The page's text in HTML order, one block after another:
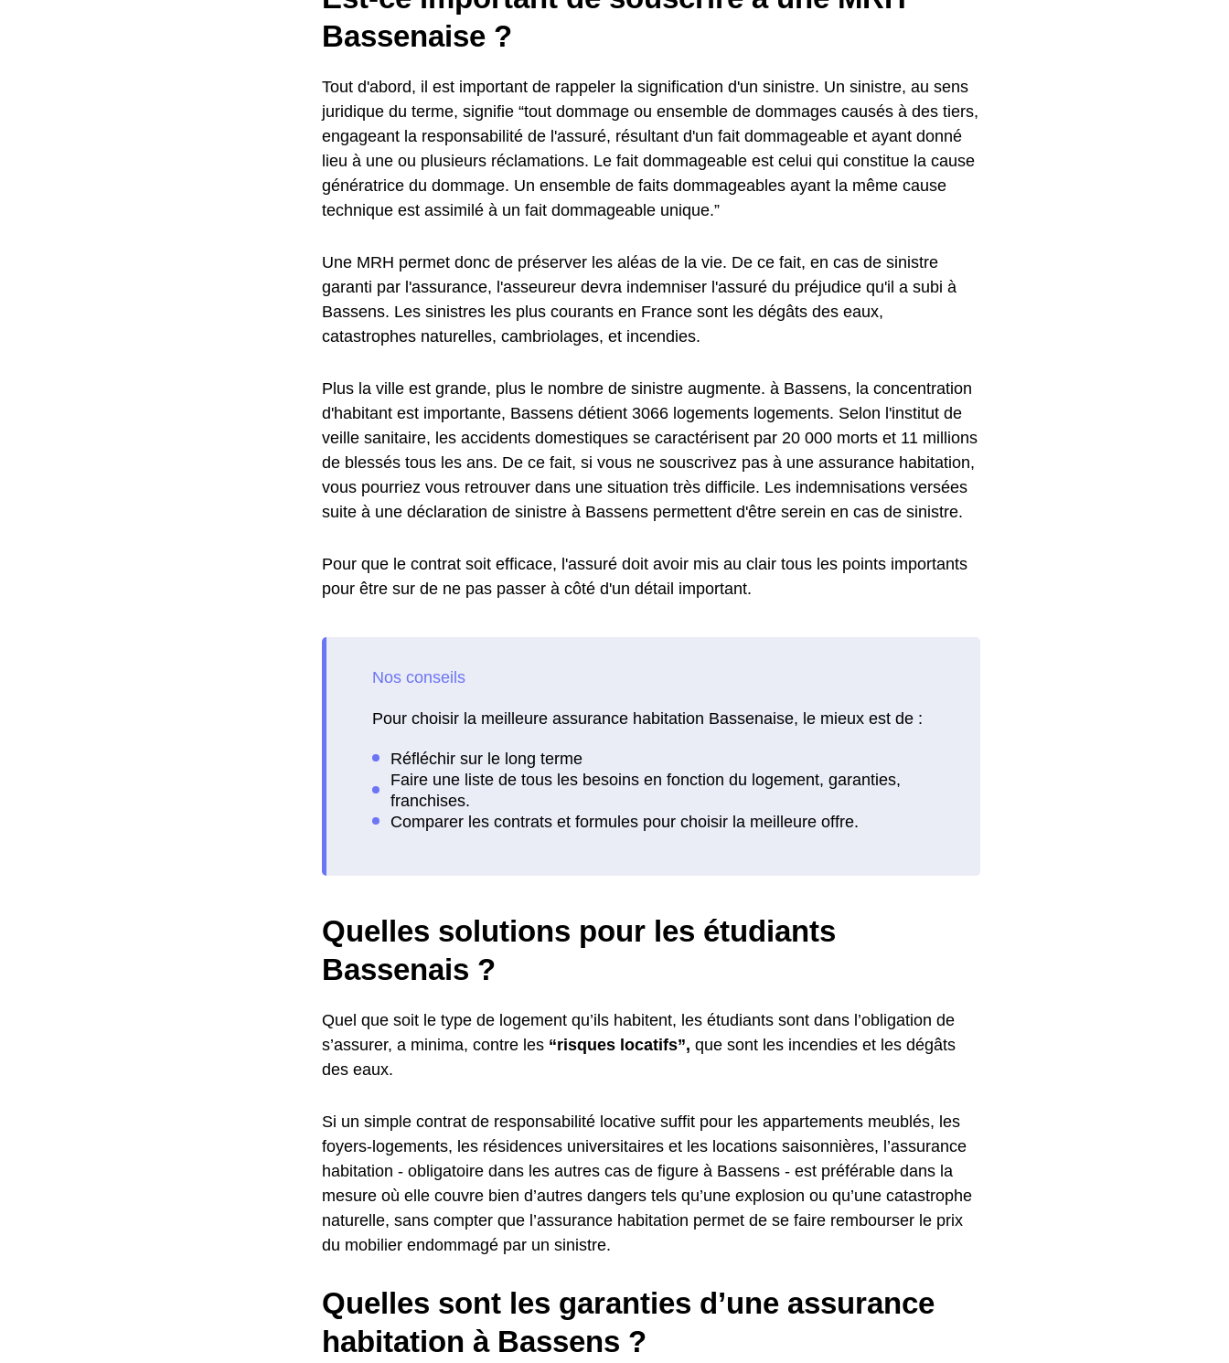
Bassenaise ?
Tout d'abord, il est important de rappeler la signification d'un sinistre. Un sinistre, au sens
juridique du terme, signifie “tout dommage ou ensemble de dommages causés à des tiers,
engageant la responsabilité de l'assuré, résultant d'un fait dommageable et ayant donné
lieu à une ou plusieurs réclamations. Le fait dommageable est celui qui constitue la cause
génératrice du dommage. Un ensemble de faits dommageables ayant la même cause
technique est assimilé à un fait dommageable unique.”
Une MRH permet donc de préserver les aléas de la vie. De ce fait, en cas de sinistre
garanti par l'assurance, l'asseureur devra indemniser l'assuré du préjudice qu'il a subi à
Bassens. Les sinistres les plus courants en France sont les dégâts des eaux,
catastrophes naturelles, cambriolages, et incendies.
Plus la ville est grande, plus le nombre de sinistre augmente. à Bassens, la concentration
d'habitant est importante, Bassens détient 3066 logements logements. Selon l'institut de
veille sanitaire, les accidents domestiques se caractérisent par 20 000 morts et 11 millions
de blessés tous les ans. De ce fait, si vous ne souscrivez pas à une assurance habitation,
vous pourriez vous retrouver dans une situation très difficile. Les indemnisations versées
suite à une déclaration de sinistre à Bassens permettent d'être serein en cas de sinistre.
Pour que le contrat soit efficace, l'assuré doit avoir mis au clair tous les points importants
pour être sur de ne pas passer à côté d'un détail important.
Pour choisir la meilleure assurance habitation Bassenaise, le mieux est de :
Quelles solutions pour les étudiants
Bassenais ?
Quel que soit le type de logement qu’ils habitent, les étudiants sont dans l’obligation de
s’assurer, a minima, contre les “risques locatifs”, que sont les incendies et les dégâts
des eaux.
Si un simple contrat de responsabilité locative suffit pour les appartements meublés, les
foyers-logements, les résidences universitaires et les locations saisonnières, l’assurance
habitation - obligatoire dans les autres cas de figure à Bassens - est préférable dans la
mesure où elle couvre bien d’autres dangers tels qu’une explosion ou qu’une catastrophe
naturelle, sans compter que l’assurance habitation permet de se faire rembourser le prix
du mobilier endommagé par un sinistre.
Quelles sont les garanties d’une assurance
habitation à Bassens ?